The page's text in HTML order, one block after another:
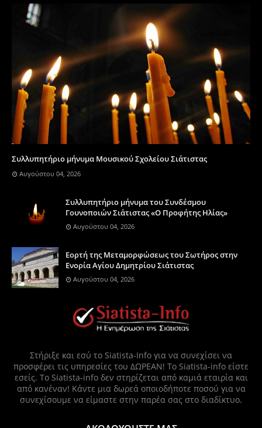
Συλλυπητήριο μήνυμα Μουσικού Σχολείου Σιάτιστας
Αυγούστου 04, 2026
Συλλυπητήριο μήνυμα του Συνδέσμου
Γουνοποιών Σιάτιστας «Ο Προφήτης Ηλίας»
Αυγούστου 04, 2026
Eορτή της Μεταμορφώσεως του Σωτήρος στην
Ενορία Αγίου Δημητρίου Σιάτιστας
Αυγούστου 04, 2026
Στήριξε και εσύ το Siatista-Info για να συνεχίσει να
προσφέρει τις υπηρεσίες του ΔΩΡΕΑΝ! Το Siatista-info είστε
εσείς. Το Siatista-info δεν στηρίζεται από καμιά εταιρία και
από κανέναν! Κάντε μια δωρεά οποιοδήποτε ποσού για να
συνεχίσουμε να είμαστε στην παρέα σας στο διαδίκτυο.